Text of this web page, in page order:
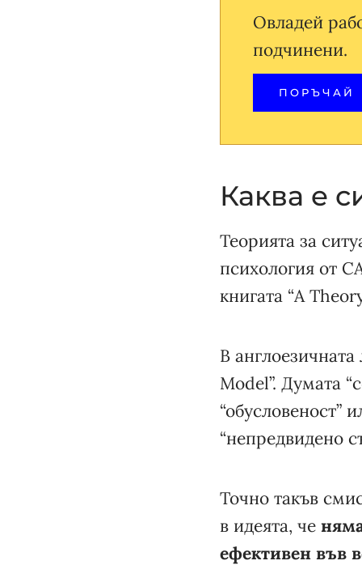
Овладей
подчинени.
ПОРЪЧАЙ
Каква е
Теорията за
психология от
книгата “A
В
Model”. Думата
“обусловеност”
“непредвидено
Точно такъв
в идеята, че
ефективен във